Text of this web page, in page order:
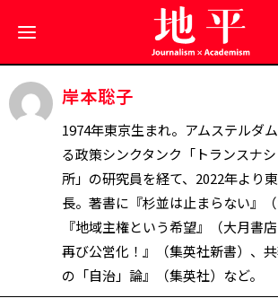
岸本聡子
1974年東京生まれ。アムステルダ
る政策シンクタンク「トランスナ
所」の研究員を経て、2022年より
長。著書に『杉並は止まらない』（
『地域主権という希望』（大月書店
再び公営化！』（集英社新書）、
の「自治」論』（集英社）など。